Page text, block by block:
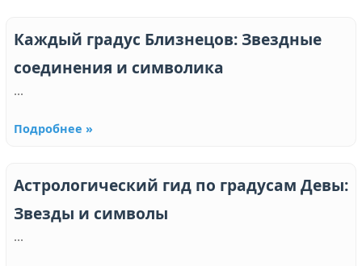
Каждый градус Близнецов: Звездные
соединения и символика
...
Подробнее »
Астрологический гид по градусам Девы:
Звезды и символы
...